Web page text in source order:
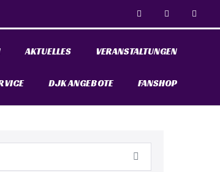
AKTUELLES VERANSTALTUNGEN
DJK ANGEBOTE FANSHOP